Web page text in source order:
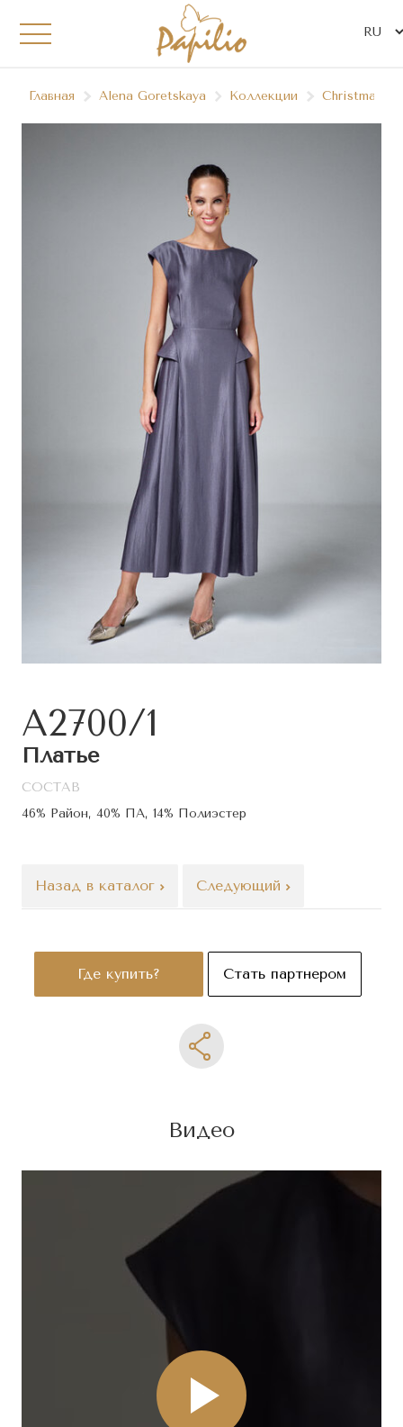
Главная Alena Goretskaya Коллекции
A2700/1
Платье
СОСТАВ
46% Район, 40% ПА, 14% Полиэстер
Назад в каталог Следующий
Где купить? Стать партнером
Видео